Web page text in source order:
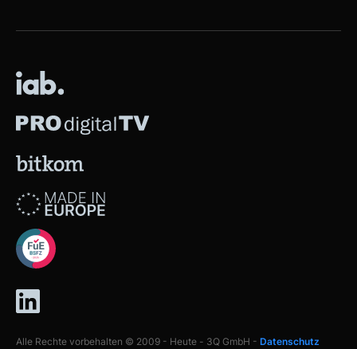
Alle Rechte vorbehalten © 2009 - Heute - 3Q GmbH - Datenschutz